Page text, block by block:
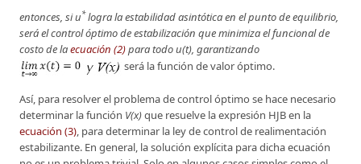
entonces, si u* logra la estabilidad asintótica en el punto de equilibrio,
será el control óptimo de estabilización que minimiza el funcional de
costo de laecuación (2)para todo u(t), garantizando
será la función de valor óptimo.
Así, para resolver el problema de control óptimo se hace necesario
determinar la función V(x)que resuelve la expresión HJB en la
ecuación (3), para determinar la ley de control de realimentación
estabilizante. En general, la solución explícita para dicha ecuación